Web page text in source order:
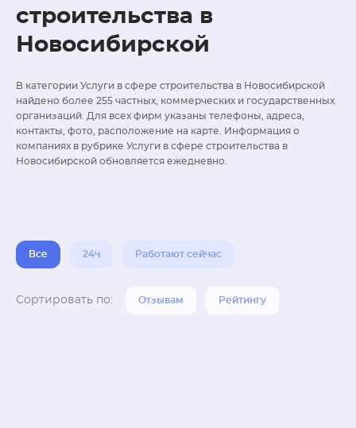
строительства в
Новосибирской
В категории Услуги в сфере строительства в Новосибирской
найдено более 255 частных, коммерческих и государственных
организаций. Для всех фирм указаны телефоны, адреса,
контакты, фото, расположение на карте. Информация о
компаниях в рубрике Услуги в сфере строительства в
Новосибирской обновляется ежедневно.
Все 24ч Работают сейчас
Сортировать по: Отзывам Рейтингу